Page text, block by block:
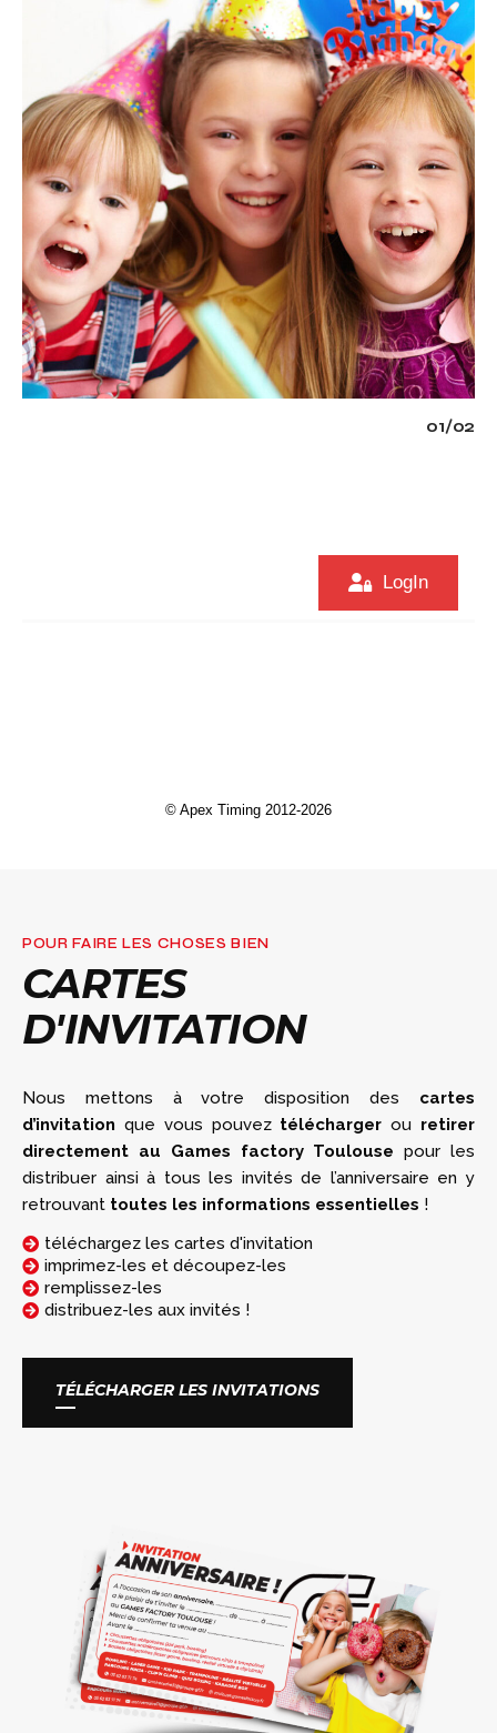
02/02
POUR FAIRE LES CHOSES BIEN
CARTES
D'INVITATION
Nous mettons à votre disposition des cartes
d’invitation que vous pouvez télécharger ou retirer
directement au Games factory Toulouse pour les
distribuer ainsi à tous les invités de l’anniversaire en y
retrouvant toutes les informations essentielles !
téléchargez les cartes d'invitation
imprimez-les et découpez-les
remplissez-les
distribuez-les aux invités !
TÉLÉCHARGER LES INVITATIONS